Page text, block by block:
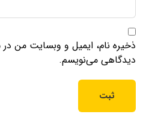
ذخیره نام، ایمیل و وبسایت من در
دیدگاهی می‌نویسم.